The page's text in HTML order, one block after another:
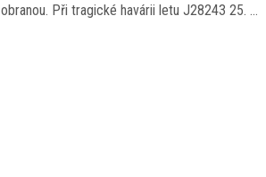
obranou. Při tragické havárii letu J28243 25. …